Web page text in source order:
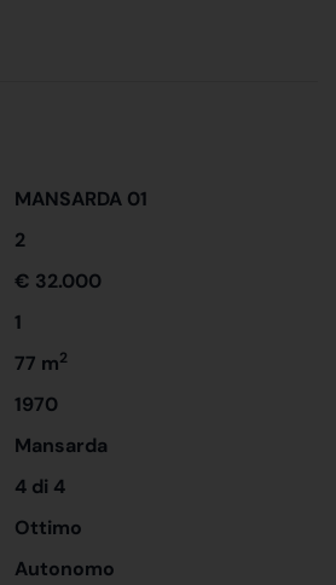
MANSARDA 01
2
€ 32.000
1
77 m2
1970
Mansarda
4 di 4
Ottimo
Autonomo